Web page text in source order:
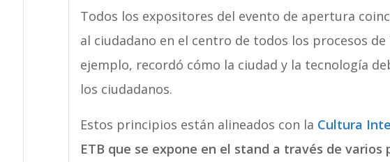
Todos los expositores del evento de apertura
al ciudadano en el centro de todos los procesos
ejemplo, recordó cómo la ciudad y la tecnología
los ciudadanos.
Estos principios están alineados con la Cultura
ETB que se expone en el stand a través de